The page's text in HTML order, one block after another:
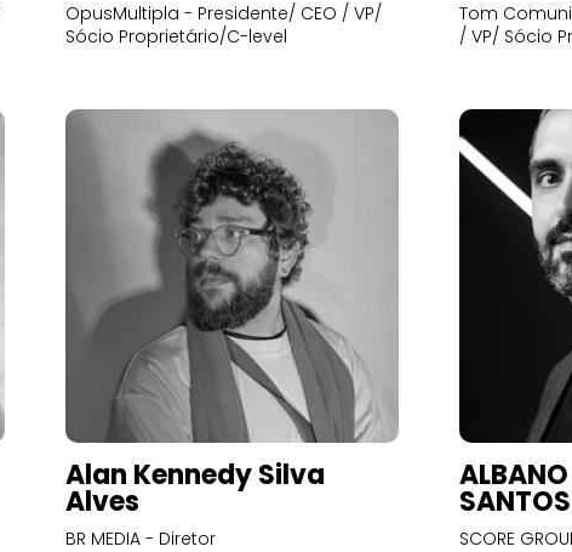
OpusMultipla - Presidente/ CEO / VP/
Sócio Proprietário/C-level
Tom
/ VP/ Sócio
Alan Kennedy Silva
Alves
BR MEDIA - Diretor SCORE